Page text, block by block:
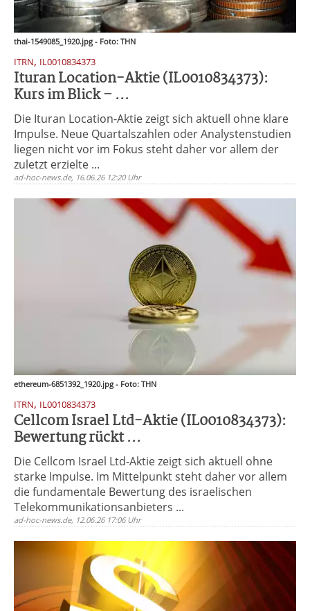
thai-1549085_1920.jpg - Foto: THN
ITRN, IL0010834373
Ituran Location-Aktie (IL0010834373):
Kurs im Blick – ...
Die Ituran Location-Aktie zeigt sich aktuell ohne klare
Impulse. Neue Quartalszahlen oder Analystenstudien
liegen nicht vor im Fokus steht daher vor allem der
zuletzt erzielte ...
ad-hoc-news.de, 16.06.26 12:20 Uhr
ethereum-6851392_1920.jpg - Foto: THN
ITRN, IL0010834373
Cellcom Israel Ltd-Aktie (IL0010834373):
Bewertung rückt ...
Die Cellcom Israel Ltd-Aktie zeigt sich aktuell ohne
starke Impulse. Im Mittelpunkt steht daher vor allem
die fundamentale Bewertung des israelischen
Telekommunikationsanbieters ...
ad-hoc-news.de, 12.06.26 17:06 Uhr